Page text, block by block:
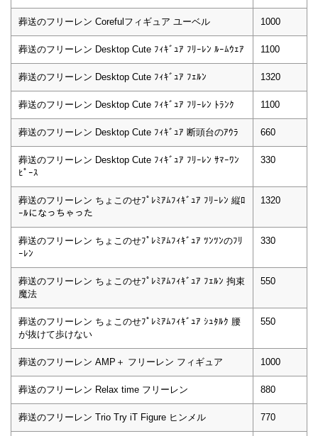
葬送のフリーレン Corefulフィギュア ユーベル 1000
葬送のフリーレン Desktop Cute ﾌｨｷﾞｭｱ ﾌﾘｰﾚﾝ ﾙｰﾑｳｪｱ 1100
葬送のフリーレン Desktop Cute ﾌｨｷﾞｭｱ ﾌｪﾙﾝ 1320
葬送のフリーレン Desktop Cute ﾌｨｷﾞｭｱ ﾌﾘｰﾚﾝ ﾄﾗﾝｸ 1100
葬送のフリーレン Desktop Cute ﾌｨｷﾞｭｱ 断頭台のｱｳﾗ 660
葬送のフリーレン Desktop Cute ﾌｨｷﾞｭｱ ﾌﾘｰﾚﾝ ｻﾏｰﾜﾝ
ﾋﾟｰｽ
330
葬送のフリーレン ちょこのせﾌﾟﾚﾐｱﾑﾌｨｷﾞｭｱ ﾌﾘｰﾚﾝ 縦ﾛ
ｰﾙになっちゃった
1320
葬送のフリーレン ちょこのせﾌﾟﾚﾐｱﾑﾌｨｷﾞｭｱ ﾂﾝﾂﾝのﾌﾘ
ｰﾚﾝ
330
葬送のフリーレン ちょこのせﾌﾟﾚﾐｱﾑﾌｨｷﾞｭｱ ﾌｪﾙﾝ 拘束
魔法
550
葬送のフリーレン ちょこのせﾌﾟﾚﾐｱﾑﾌｨｷﾞｭｱ ｼｭﾀﾙｸ 腰
が抜けて歩けない
550
葬送のフリーレン AMP＋ フリーレン フィギュア 1000
葬送のフリーレン Relax time フリーレン 880
葬送のフリーレン Trio Try iT Figure ヒンメル 770